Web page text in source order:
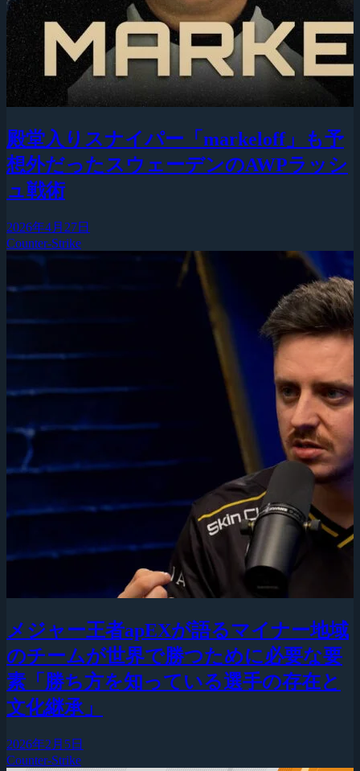
殿堂入りスナイパー「markeloff」も予
想外だったスウェーデンのAWPラッシ
ュ戦術
2026年4月27日
Counter-Strike
メジャー王者apEXが語るマイナー地域
のチームが世界で勝つために必要な要
素「勝ち方を知っている選手の存在と
文化継承」
2026年2月5日
Counter-Strike